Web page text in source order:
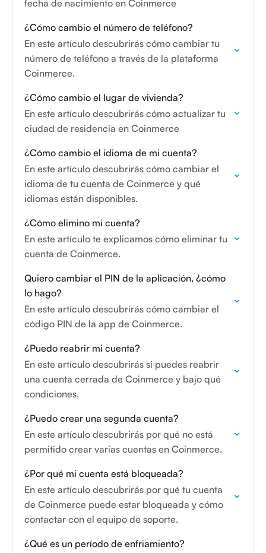
fecha de nacimiento en Coinmerce
¿Cómo cambio el número de teléfono?
En este artículo descubrirás cómo cambiar tu
número de teléfono a través de la plataforma
Coinmerce.
¿Cómo cambio el lugar de vivienda?
En este artículo descubrirás cómo actualizar tu
ciudad de residencia en Coinmerce
¿Cómo cambio el idioma de mi cuenta?
En este artículo descubrirás cómo cambiar el
idioma de tu cuenta de Coinmerce y qué
idiomas están disponibles.
¿Cómo elimino mi cuenta?
En este artículo te explicamos cómo eliminar tu
cuenta de Coinmerce.
Quiero cambiar el PIN de la aplicación, ¿cómo
lo hago?
En este artículo descubrirás cómo cambiar el
código PIN de la app de Coinmerce.
¿Puedo reabrir mi cuenta?
En este artículo descubrirás si puedes reabrir
una cuenta cerrada de Coinmerce y bajo qué
condiciones.
¿Puedo crear una segunda cuenta?
En este artículo descubrirás por qué no está
permitido crear varias cuentas en Coinmerce.
¿Por qué mi cuenta está bloqueada?
En este artículo descubrirás por qué tu cuenta
de Coinmerce puede estar bloqueada y cómo
contactar con el equipo de soporte.
¿Qué es un período de enfriamiento?